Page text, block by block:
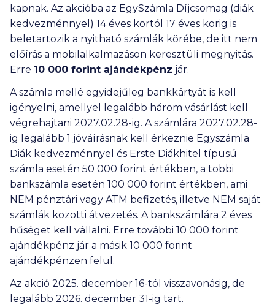
kapnak. Az akcióba az EgySzámla Díjcsomag (diák
kedvezménnyel) 14 éves kortól 17 éves korig is
beletartozik a nyitható számlák körébe, de itt nem
előírás a mobilalkalmazáson keresztüli megnyitás.
Erre 10 000 forint ajándékpénz jár.
A számla mellé egyidejűleg bankkártyát is kell
igényelni, amellyel legalább három vásárlást kell
végrehajtani 2027.02.28-ig. A számlára 2027.02.28-
ig legalább 1 jóváírásnak kell érkeznie Egyszámla
Diák kedvezménnyel és Erste Diákhitel típusú
számla esetén 50 000 forint értékben, a többi
bankszámla esetén 100 000 forint értékben, ami
NEM pénztári vagy ATM befizetés, illetve NEM saját
számlák közötti átvezetés. A bankszámlára 2 éves
hűséget kell vállalni. Erre további 10 000 forint
ajándékpénz jár a másik 10 000 forint
ajándékpénzen felül.
Az akció 2025. december 16-tól visszavonásig, de
legalább 2026. december 31-ig tart.